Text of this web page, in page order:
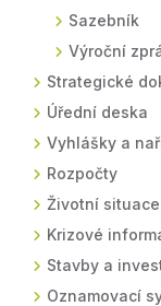
Sazebník
Výroční
Strategické
Úřední deska
Vyhlášky a
Rozpočty
Životní situace
Krizové
Stavby a
Oznamovací